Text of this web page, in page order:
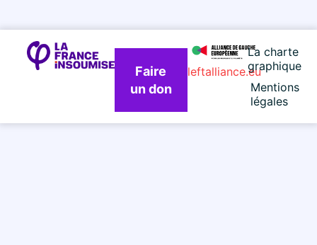
Faire
un don
La charte
graphique
Mentions
légales
leftalliance.eu